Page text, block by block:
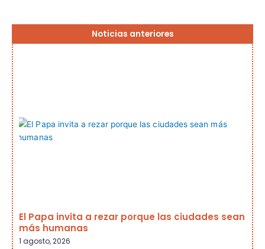
Noticias anteriores
El Papa invita a rezar porque las ciudades sean
más humanas
1 agosto, 2026
Página
PáginaPáginaPágina
Página